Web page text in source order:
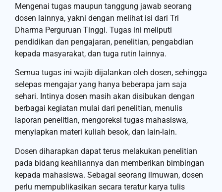
Mengenai tugas maupun tanggung jawab seorang
dosen lainnya, yakni dengan melihat isi dari Tri
Dharma Perguruan Tinggi. Tugas ini meliputi
pendidikan dan pengajaran, penelitian, pengabdian
kepada masyarakat, dan tuga rutin lainnya.
Semua tugas ini wajib dijalankan oleh dosen, sehingga
selepas mengajar yang hanya beberapa jam saja
sehari. Intinya dosen masih akan disibukan dengan
berbagai kegiatan mulai dari penelitian, menulis
laporan penelitian, mengoreksi tugas mahasiswa,
menyiapkan materi kuliah besok, dan lain-lain.
Dosen diharapkan dapat terus melakukan penelitian
pada bidang keahliannya dan memberikan bimbingan
kepada mahasiswa. Sebagai seorang ilmuwan, dosen
perlu mempublikasikan secara teratur karya tulis